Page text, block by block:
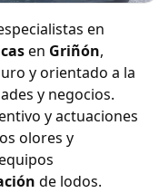
sépticas
en
en Griñón,
y orientado a la
y negocios.
y actuaciones
olores y
de lodos.